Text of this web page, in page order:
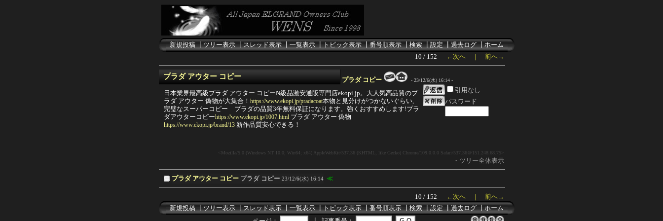
新規投稿┃ツリー表示┃スレッド表示┃一覧表示┃トピック表示┃番号順表示┃検索┃設定┃過去ログ┃ホーム
10 / 152
←次へ ｜ 前へ→
プラダ アウター コピー プラダ コピー - 23/12/6(水) 16:14 -
日本業界最高級プラダ アウター コピーN級品激安通販専門店ekopi.jp。大人気高品質のプ
ラダ アウター 偽物が大集合！ https://www.ekopi.jp/pradacoat本物と見分けがつかないぐらい,
完璧なスーパーコピー プラダの品質3年無料保証になります。強くおすすめします!プラ
ダアウターコピーhttps://www.ekopi.jp/1007.html プラダ アウター 偽物
https://www.ekopi.jp/brand/13 新作品質安心できる！
引用なし
パスワード
<Mozilla/5.0 (Windows NT 10.0; Win64; x64) AppleWebKit/537.36 (KHTML, like Gecko) Chrome/109.0.0.0 Safari/537.36＠151.248.68.75>
・ツリー全体表示
プラダ アウター コピー プラダ コピー 23/12/6(水) 16:14 ≪
10 / 152 ←次へ ｜ 前へ→
新規投稿┃ツリー表示┃スレッド表示┃一覧表示┃トピック表示┃番号順表示┃検索┃設定┃過去ログ┃ホーム